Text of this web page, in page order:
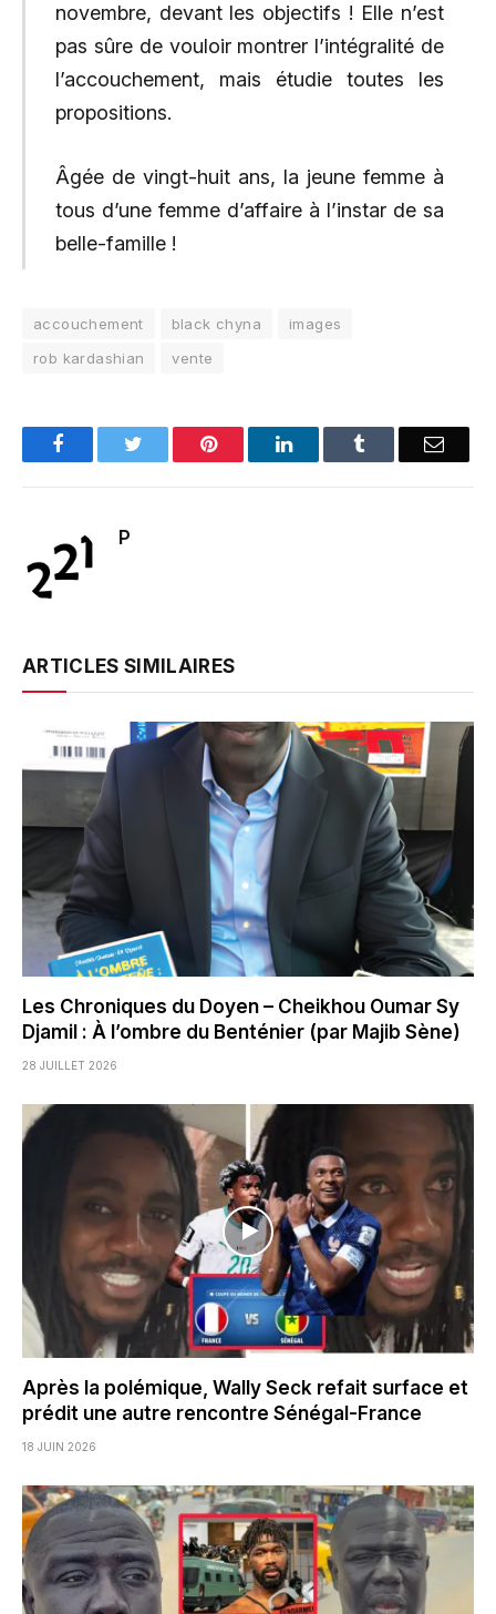
novembre, devant les objectifs ! Elle n’est
pas sûre de vouloir montrer l’intégralité de
l’accouchement, mais étudie toutes les
propositions.
Âgée de vingt-huit ans, la jeune femme à
tous d’une femme d’affaire à l’instar de sa
belle-famille !
accouchement black chyna
images
rob kardashian
vente
FacebookTwitter Pinterest LinkedInTumblr Email
P
ARTICLES SIMILAIRES
Les Chroniques du Doyen – Cheikhou Oumar Sy
Djamil : À l’ombre du Benténier (par Majib Sène)
28 JUILLET 2026
Après la polémique, Wally Seck refait surface et
prédit une autre rencontre Sénégal-France
18 JUIN 2026